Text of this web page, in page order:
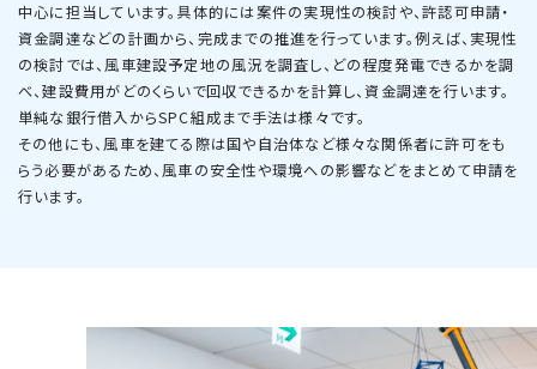
中心に担当しています。具体的には案件の実現性の検討や、許認可申請・
資金調達などの計画から、完成までの推進を行っています。例えば、実現性
の検討では、風車建設予定地の風況を調査し、どの程度発電できるかを調
べ、建設費用がどのくらいで回収できるかを計算し、資金調達を行います。
単純な銀行借入からSPC組成まで手法は様々です。
その他にも、風車を建てる際は国や自治体など様々な関係者に許可をも
らう必要があるため、風車の安全性や環境への影響などをまとめて申請を
行います。